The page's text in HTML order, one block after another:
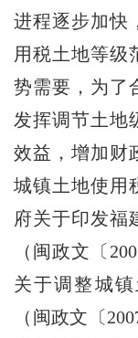
进程逐步加快
用税土地等级
势需要，为了
发挥调节土地
效益，增加财
城镇土地使用
府关于印发福
（闽政文〔
关于调整城镇
（闽政文〔